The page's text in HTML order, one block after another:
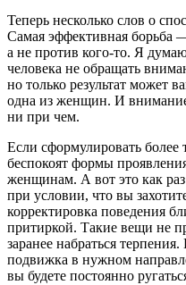
Теперь несколько слов о
Самая эффективная борьба
а не против кого-то. Я
человека не обращать
но только результат может
одна из женщин. И
ни при чем.
Если сформулировать более
беспокоят формы
женщинам. А вот это как
при условии, что вы
корректировка поведения
притиркой. Такие вещи не
заранее набраться
подвижка в нужном
вы будете постоянно